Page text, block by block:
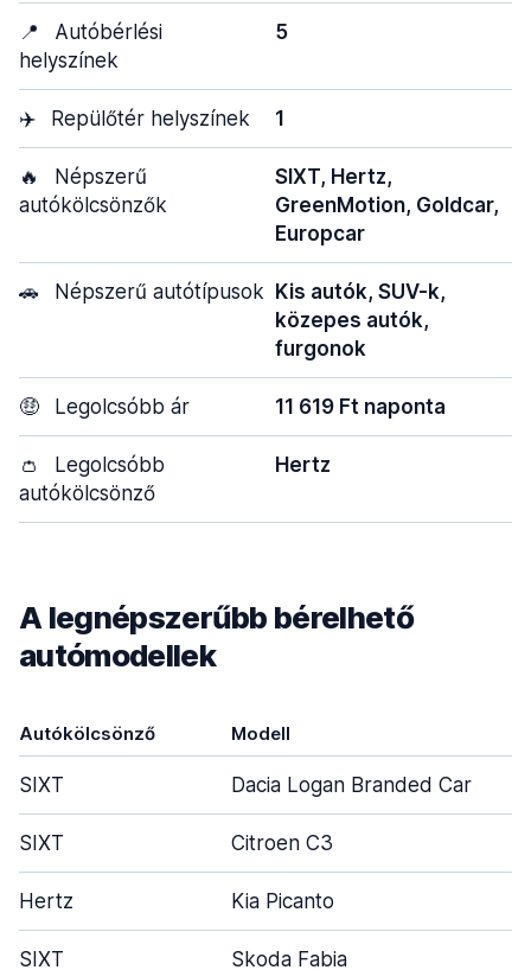
📍
Autóbérlési
helyszínek
5
✈️ Repülőtér helyszínek 1
🔥
Népszerű
autókölcsönzők
SIXT, Hertz,
GreenMotion, Goldcar,
Europcar
🚗 Népszerű autótípusok
Kis autók, SUV-k,
közepes autók,
furgonok
🤑 Legolcsóbb ár 11 619 Ft naponta
👛
Legolcsóbb
autókölcsönző
Hertz
A legnépszerűbb bérelhető
autómodellek
Autókölcsönző Modell
SIXT Dacia Logan Branded Car
SIXT Citroen C3
Hertz Kia Picanto
SIXT Skoda Fabia